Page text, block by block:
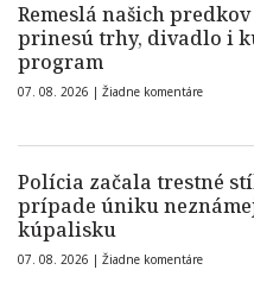
Remeslá našich
prinesú trhy, divadlo i
program
07. 08. 2026 | Žiadne komentáre
Polícia začala trestné
prípade úniku
kúpalisku
07. 08. 2026 | Žiadne komentáre